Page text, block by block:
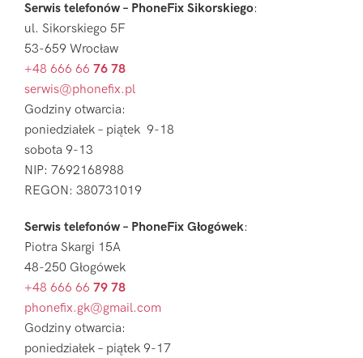
Serwis telefonów – PhoneFix Sikorskiego:
ul. Sikorskiego 5F
53-659 Wrocław
+48 666 66 76 78
serwis@phonefix.pl
Godziny otwarcia:
poniedziałek – piątek 9-18
sobota 9-13
NIP: 7692168988
REGON: 380731019
Serwis telefonów – PhoneFix Głogówek:
Piotra Skargi 15A
48-250 Głogówek
+48 666 66 79 78
phonefix.gk@gmail.com
Godziny otwarcia:
poniedziałek – piątek 9-17